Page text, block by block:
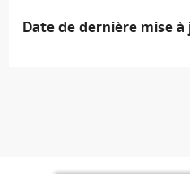
Date de dernière mise